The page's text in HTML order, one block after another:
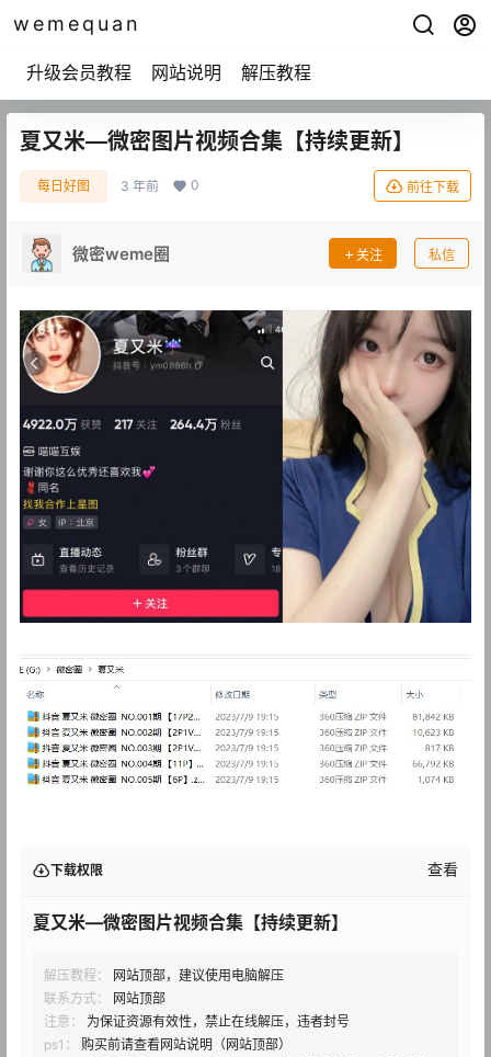
wemequan
升级会员教程 网站说明 解压教程
夏又米—微密图片视频合集【持续更新】
每日好图 3 年前 0 前往下载
微密weme圈 关注 私信
下载权限 查看
夏又米—微密图片视频合集【持续更新】
解压教程：
网站顶部，建议使用电脑解压
联系方式：
网站顶部
注意：
为保证资源有效性，禁止在线解压，违者封号
ps1：
购买前请查看网站说明（网站顶部）